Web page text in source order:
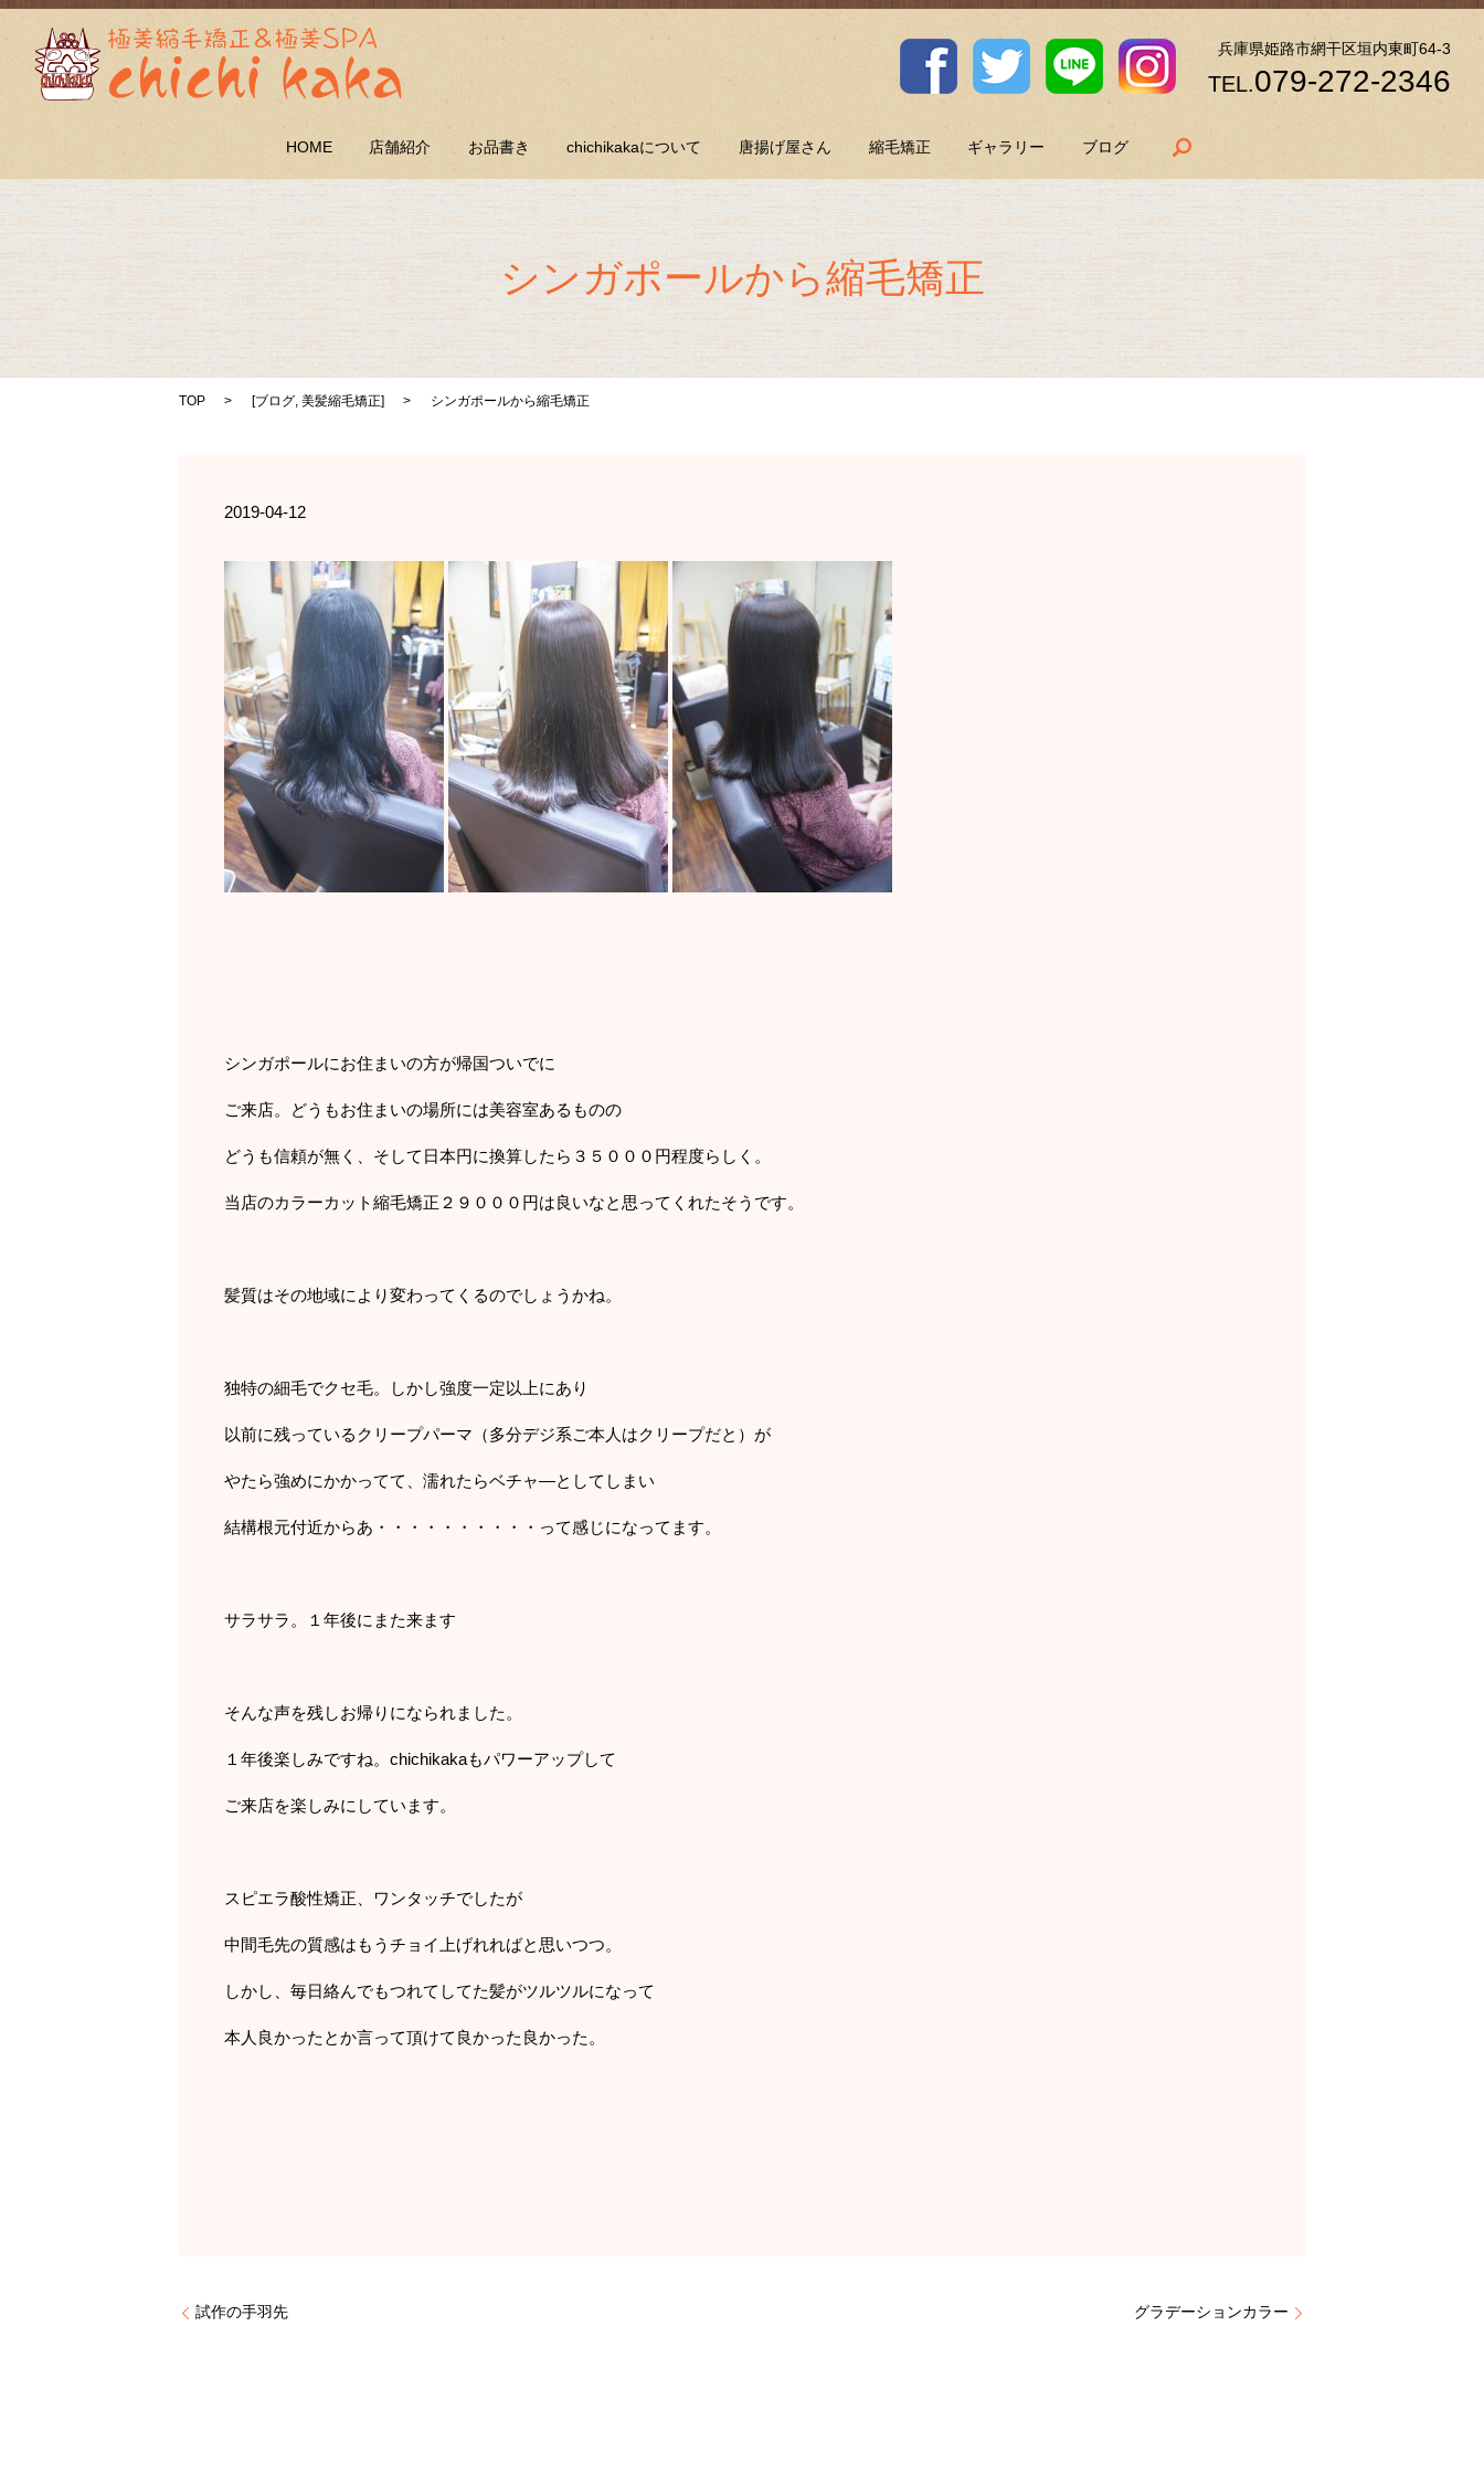
兵庫県姫路市網干区垣内東町64-3
TEL.079-272-2346
HOME 店舗紹介 お品書き chichikakaについて 唐揚げ屋さん 縮毛矯正 ギャラリー ブログ
シンガポールから縮毛矯正
TOP [ブログ, 美髪縮毛矯正] シンガポールから縮毛矯正
2019-04-12
シンガポールにお住まいの方が帰国ついでに
ご来店。どうもお住まいの場所には美容室あるものの
どうも信頼が無く、そして日本円に換算したら３５０００円程度らしく。
当店のカラーカット縮毛矯正２９０００円は良いなと思ってくれたそうです。
髪質はその地域により変わってくるのでしょうかね。
独特の細毛でクセ毛。しかし強度一定以上にあり
以前に残っているクリープパーマ（多分デジ系ご本人はクリープだと）が
やたら強めにかかってて、濡れたらベチャ―としてしまい
結構根元付近からあ・・・・・・・・・・って感じになってます。
サラサラ。１年後にまた来ます
そんな声を残しお帰りになられました。
１年後楽しみですね。chichikakaもパワーアップして
ご来店を楽しみにしています。
スピエラ酸性矯正、ワンタッチでしたが
中間毛先の質感はもうチョイ上げれればと思いつつ。
しかし、毎日絡んでもつれてしてた髪がツルツルになって
本人良かったとか言って頂けて良かった良かった。
試作の手羽先 グラデーションカラー